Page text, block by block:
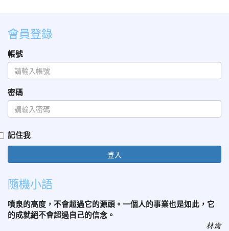
會員登錄
帳號
密碼
記住我
登入
隨機小語
噴泉的高度，不會超過它的源頭。一個人的事業也是如此，它
的成就絕不會超過自己的信念。
林肯